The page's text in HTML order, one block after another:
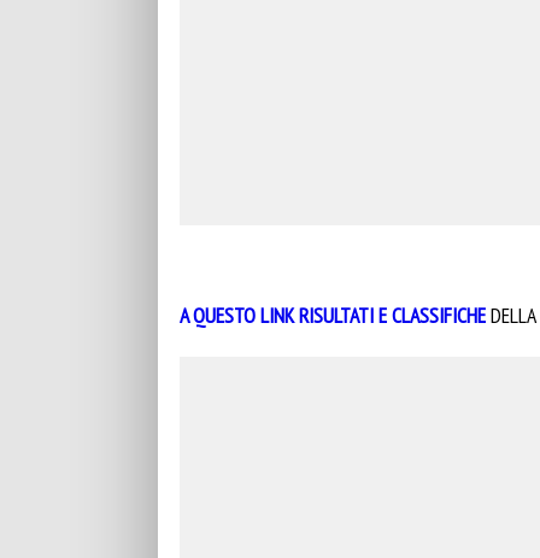
A QUESTO LINK RISULTATI E CLASSIFICHE